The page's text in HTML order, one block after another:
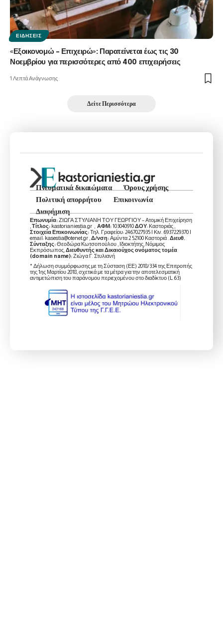
ΕΙΔΉΣΕΙΣ
«Εξοικονομώ – Επιχειρώ»: Παρατείνεται έως τις 30
Νοεμβρίου για περισσότερες από 400 επιχειρήσεις
1 Λεπτά Ανάγνωσης
Δείτε Περισσότερα
Πνευματικά δικαιώματα
Όρους χρήσης
Πολιτική απορρήτου
Επικοινωνία
Διαφήμιση
Επωνυμία:ΖΙΩΓΑ ΣΤΥΛΙΑΝΗ ΤΟΥ ΓΕΩΡΓΙΟΥ – Ατομική Επιχείρηση
Τίτλος: kastorianiestia.gr , ΑΦΜ:103040910ΔΟΥ: Καστοριάς ,
Στοιχεία Επικοινωνίας:Τηλ. Γραφείου: 2467027935 | Κιν. 6937229370 |
email: kasestia@otenet.gr , Δ/νση:Αμύντα 2 52100 Καστοριά . Διευθ.
Σύνταξης:Θεοδώρα Κωτσοπούλου , Ιδιοκτήτης, Νόμιμος
Εκπρόσωπος, Διευθυντής και Δικαιούχος ονόματος τομέα
(domain name):Ζιώγα Γ. Στυλιανή
* Δήλωση συμμόρφωσης με τη Σύσταση (ΕΕ) 2018/334 της Επιτροπής
της 1ης Μαρτίου 2018, σχετικά με τα μέτρα για την αποτελεσματική
αντιμετώπιση του παράνομου περιεχομένου στο διαδίκτυο (L 63)